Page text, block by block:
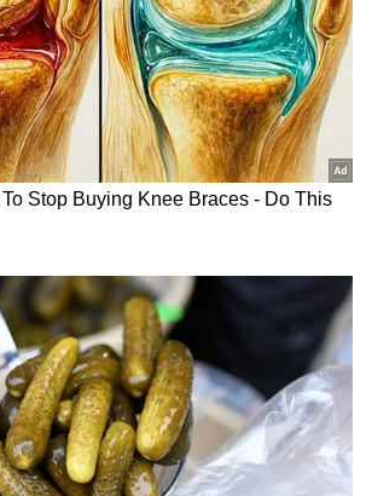
ಮತ್ತು ಪ್ರತಾಪ್ (Drone
ಸಹ ಅತ್ಯುತ್ತಮ ಸ್ಪರ್ಧಿಗಳಾಗಿ ಮೂಡಿ
ತಮ್ಮ ಫಿಸಿಕಲ್ ಗೇಮ್ ಗಳ ಮೂಲಕ
ತಮ್ಮ ಮೈಂಡ್ ಗೇಮ್ ಮೂಲಕವೇ